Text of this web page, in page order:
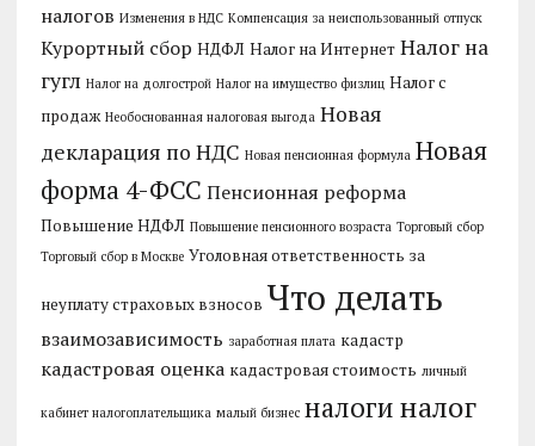
налогов Изменения в НДС Компенсация за неиспользованный отпуск
Курортный сбор НДФЛ Налог на Интернет Налог на
гугл Налог на долгострой Налог на имущество физлиц Налог с
продаж Необоснованная налоговая выгода Новая
декларация по НДС Новая пенсионная формула Новая
форма 4-ФСС Пенсионная реформа
Повышение НДФЛ Повышение пенсионного возраста Торговый сбор
Торговый сбор в Москве Уголовная ответственность за
неуплату страховых взносов Что делать
взаимозависимость заработная плата кадастр
кадастровая оценка кадастровая стоимость личный
кабинет налогоплательщика малый бизнес налоги налог